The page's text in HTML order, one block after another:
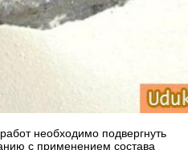
необходимо подвергнуть
с применением состава